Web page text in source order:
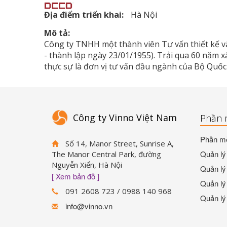
Địa điểm triển khai:
Hà Nội
Mô tả:
Công ty TNHH một thành viên Tư vấn thiết kế
- thành lập ngày 23/01/1955). Trải qua 60
thực sự là đơn vị tư vấn đầu ngành của Bộ
Công ty Vinno Việt Nam
Số 14, Manor Street, Sunrise A,
The Manor Central Park, đường
Nguyễn Xiển, Hà Nội
[ Xem bản đồ ]
091 2608 723 / 0988 140 968
info@vinno.vn
Phần
Phần
Quản
Quản
Quản
Quản